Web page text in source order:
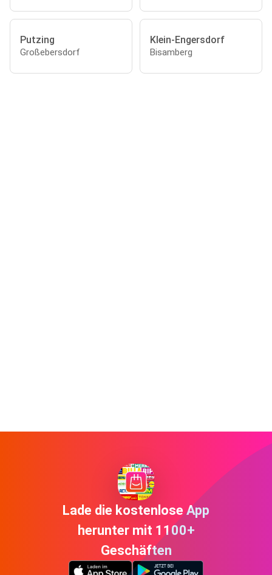
Putzing
Großebersdorf
Klein-Engersdorf
Bisamberg
Lade die kostenlose App
herunter mit 1100+
Geschäften